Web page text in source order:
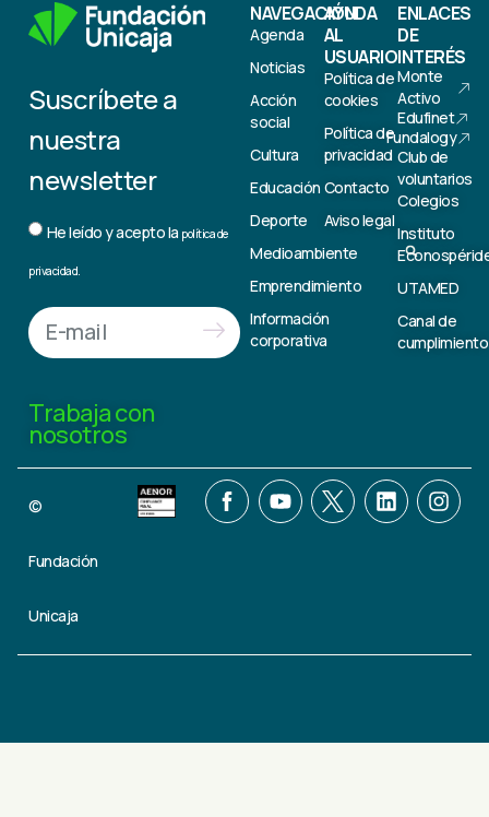
Suscríbete a
nuestra
newsletter
He leído y acepto la política de
privacidad.
Trabaja con
nosotros
NAVEGACIÓN
Agenda
Noticias
Acción
social
Cultura
Educación
Deporte
Medioambiente
Emprendimiento
Información
corporativa
AYUDA
AL
USUARIO
Política de
cookies
Política de
privacidad
Contacto
Aviso legal
ENLACES
DE
INTERÉS
Monte
Activo
Edufinet
Fundalogy
Club de
voluntarios
Colegios
Instituto
UTAMED
Canal de
cumplimiento
©
Fundación
Unicaja